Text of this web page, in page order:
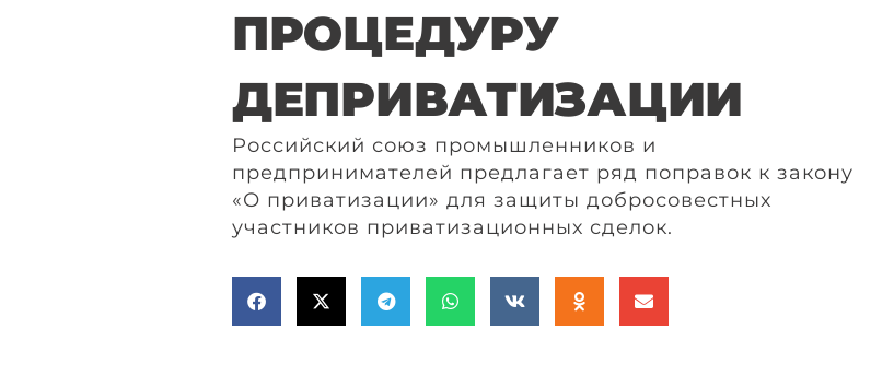
ПРОЦЕДУРУ
ДЕПРИВАТИЗАЦИИ
Российский союз промышленников и
предпринимателей предлагает ряд поправок к закону
«О приватизации» для защиты добросовестных
участников приватизационных сделок.